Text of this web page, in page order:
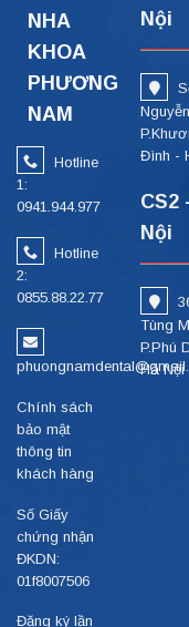
NHA
KHOA
PHƯƠNG
NAM
Hotline
1:
0941.944.977
Hotline
2:
0855.88.22.77
Chính sách
bảo mật
thông tin
khách hàng
Số Giấy
chứng nhận
ĐKDN:
01f8007506
Đăng ký lần
Nội
Đình -
CS2
Nội
Tùng
P.Phú
Hà Nội